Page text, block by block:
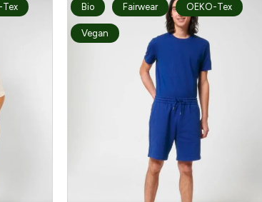
Tex Bio Fairwear OEKO-Tex
Vegan